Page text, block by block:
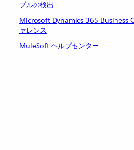
プルの検出
Microsoft Dynamics 365 Business
ァレンス
MuleSoft ヘルプセンター